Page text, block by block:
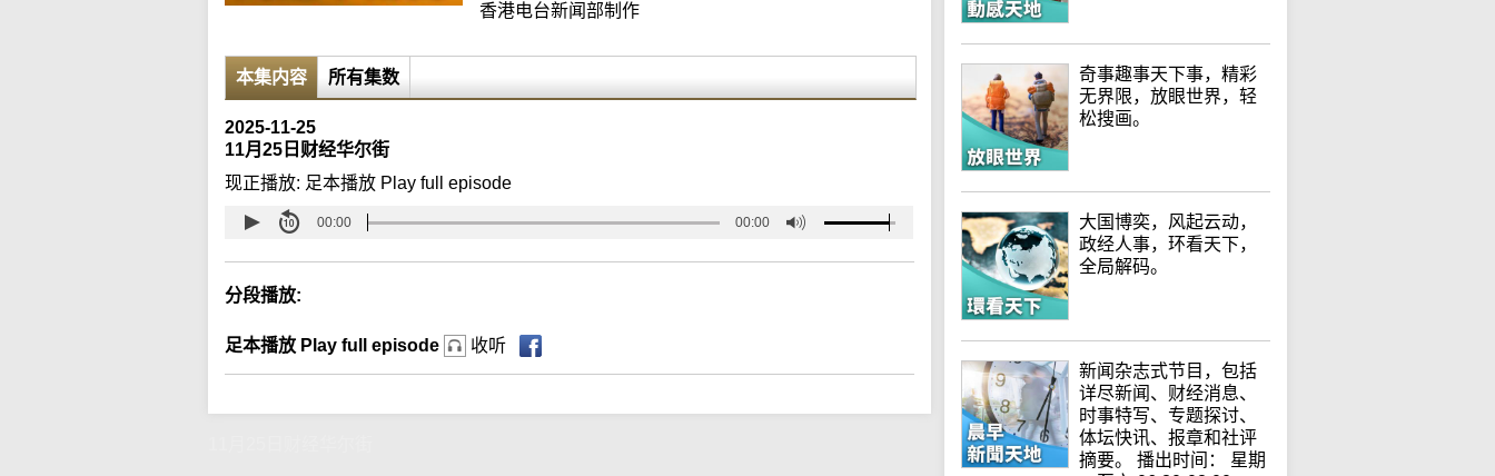
香港电台新闻部制作
本集内容 所有集数
2025-11-25
11月25日财经华尔街
现正播放: 足本播放 Play full episode
00:00 00:00
分段播放:
足本播放 Play full episode 收听
奇事趣事天下事，精彩
无界限，放眼世界，轻
松搜画。
大国博奕，风起云动，
政经人事，环看天下，
全局解码。
新闻杂志式节目，包括
详尽新闻、财经消息、
时事特写、专题探讨、
体坛快讯、报章和社评
摘要。 播出时间： 星期